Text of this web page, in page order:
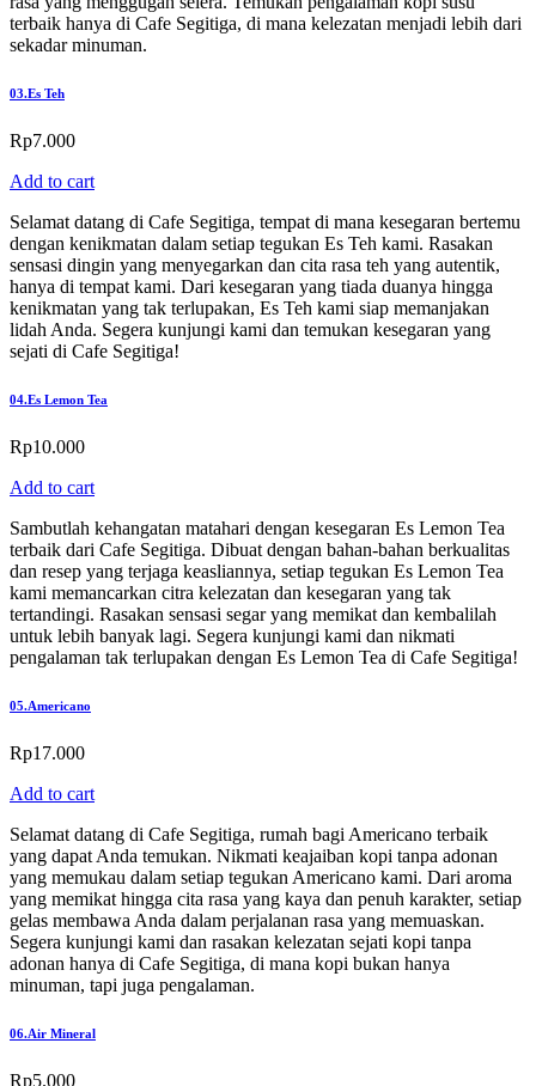
terbaik hanya di Cafe Segitiga, di mana kelezatan menjadi lebih dari
sekadar minuman.
03.Es Teh
Rp7.000
Add to cart
Selamat datang di Cafe Segitiga, tempat di mana kesegaran bertemu
dengan kenikmatan dalam setiap tegukan Es Teh kami. Rasakan
sensasi dingin yang menyegarkan dan cita rasa teh yang autentik,
hanya di tempat kami. Dari kesegaran yang tiada duanya hingga
kenikmatan yang tak terlupakan, Es Teh kami siap memanjakan
lidah Anda. Segera kunjungi kami dan temukan kesegaran yang
sejati di Cafe Segitiga!
04.Es Lemon Tea
Rp10.000
Add to cart
Sambutlah kehangatan matahari dengan kesegaran Es Lemon Tea
terbaik dari Cafe Segitiga. Dibuat dengan bahan-bahan berkualitas
dan resep yang terjaga keasliannya, setiap tegukan Es Lemon Tea
kami memancarkan citra kelezatan dan kesegaran yang tak
tertandingi. Rasakan sensasi segar yang memikat dan kembalilah
untuk lebih banyak lagi. Segera kunjungi kami dan nikmati
pengalaman tak terlupakan dengan Es Lemon Tea di Cafe Segitiga!
05.Americano
Rp17.000
Add to cart
Selamat datang di Cafe Segitiga, rumah bagi Americano terbaik
yang dapat Anda temukan. Nikmati keajaiban kopi tanpa adonan
yang memukau dalam setiap tegukan Americano kami. Dari aroma
yang memikat hingga cita rasa yang kaya dan penuh karakter, setiap
gelas membawa Anda dalam perjalanan rasa yang memuaskan.
Segera kunjungi kami dan rasakan kelezatan sejati kopi tanpa
adonan hanya di Cafe Segitiga, di mana kopi bukan hanya
minuman, tapi juga pengalaman.
06.Air Mineral
Rp5.000